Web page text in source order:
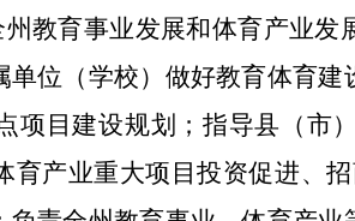
州教育事业发展和体育产业发
位（学校）做好教育体育
项目建设规划；指导县（市
育产业重大项目投资促进、